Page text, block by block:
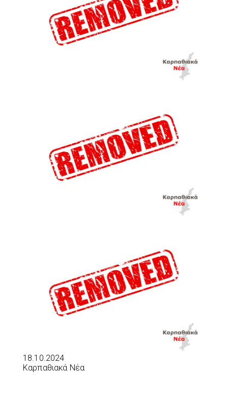
18.10.2024
Καρπαθιακά Νέα